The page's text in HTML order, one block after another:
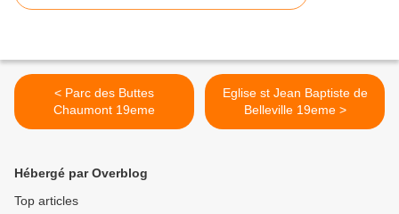
< Parc des Buttes
Chaumont 19eme
Eglise st Jean Baptiste de
Belleville 19eme >
Hébergé par Overblog
Top articles